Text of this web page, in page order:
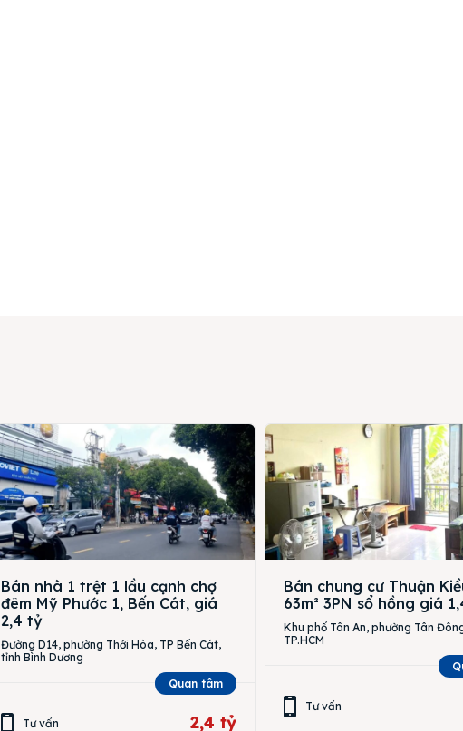
Bán nhà 1 trệt 1 lầu cạnh chợ
đêm Mỹ Phước 1, Bến Cát, giá
2,4 tỷ
Đường D14, phường Thới Hòa, TP Bến Cát,
tỉnh Bình Dương
Quan tâm
Tư vấn 2,4 tỷ
Bán chung cư Thuận
63m² 3PN sổ hồng giá
Khu phố Tân An, phường Tân
TP.HCM
Tư vấn